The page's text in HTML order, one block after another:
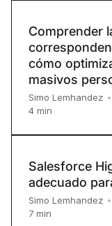
Comprender
cómo
masivos
Simo Lemhandez •
4 min
Salesforce
adecuado
Simo Lemhandez •
7 min